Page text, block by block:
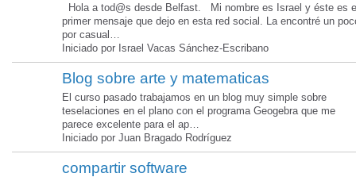
Hola a tod@s desde Belfast. Mi nombre es Israel y éste es
primer mensaje que dejo en esta red social. La encontré un
por casual…
Iniciado por Israel Vacas Sánchez-Escribano
Blog sobre arte y matematicas
El curso pasado trabajamos en un blog muy simple sobre
teselaciones en el plano con el programa Geogebra que me
parece excelente para el ap…
Iniciado por Juan Bragado Rodríguez
compartir software